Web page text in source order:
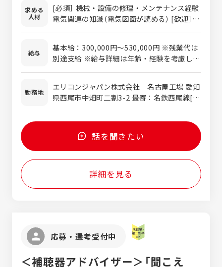
求める
人材
[必須］ 機械・設備の修理・メンテナンス経験
電気関連の知識（電気図面が読める） [歓迎］
給与
基本給：300,000円～530,000円 ※残業代は
別途支給 ※給与詳細は年齢・経験を考慮し応
勤務地
エリコンジャパン株式会社 名古屋工場 愛知
県西尾市中畑町二割3-2 最寄：名鉄西尾線[西
話を聞きたい
詳細を見る
応募・選考受付中
＜補聴器アドバイザー＞「聞こえ